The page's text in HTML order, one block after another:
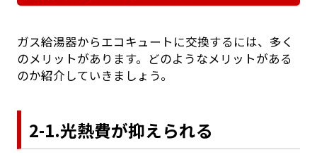
ガス給湯器からエコキュートに交換するには、多く
のメリットがあります。どのようなメリットがある
のか紹介していきましょう。
2-1.光熱費が抑えられる